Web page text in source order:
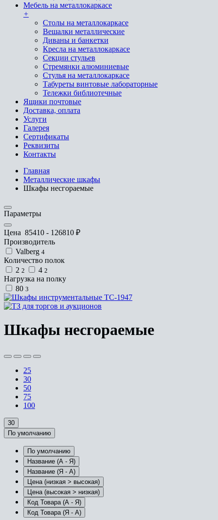
Мебель на металлокаркасе
+
Cтолы на металлокаркасе
Вешалки металлические
Диваны и банкетки
Кресла на металлокаркасе
Секции стульев
Стремянки алюминиевые
Стулья на металлокаркасе
Табуреты винтовые лабораторные
Тележки библиотечные
Ящики почтовые
Доставка, оплата
Услуги
Галерея
Сертификаты
Реквизиты
Контакты
Главная
Металлические шкафы
Шкафы несгораемые
Параметры
Цена 85410 - 126810 ₽
Производитель
Valberg 4
Количество полок
2 2 4 2
Нагрузка на полку
80 3
Шкафы несгораемые
25
30
50
75
100
30
По умолчанию
По умолчанию
Название (А - Я)
Название (Я - А)
Цена (низкая > высокая)
Цена (высокая > низкая)
Код Товара (А - Я)
Код Товара (Я - А)